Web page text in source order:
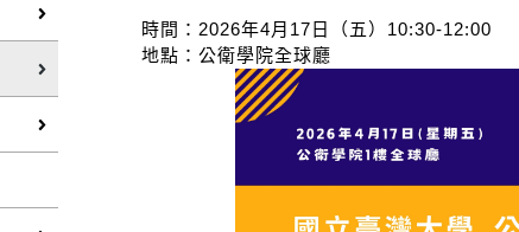
時間：2026年4月17日（五）10:30-12:00
地點：公衛學院全球廳